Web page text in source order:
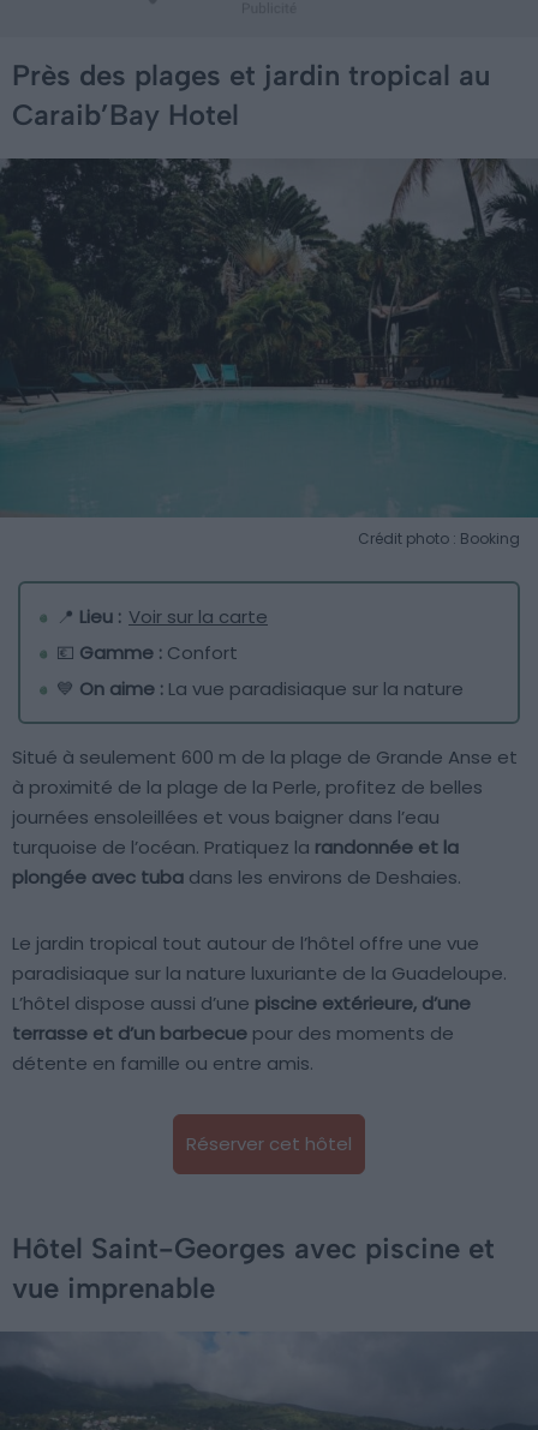
Près des plages et jardin tropical au
Caraib’Bay Hotel
Crédit photo : Booking
📍 Lieu : Voir sur la carte
💶 Gamme : Confort
💙 On aime : La vue paradisiaque sur la nature
Situé à seulement 600 m de la plage de Grande Anse et
à proximité de la plage de la Perle, profitez de belles
journées ensoleillées et vous baigner dans l’eau
turquoise de l’océan. Pratiquez la randonnée et la
plongée avec tuba dans les environs de Deshaies.
Le jardin tropical tout autour de l’hôtel offre une vue
paradisiaque sur la nature luxuriante de la Guadeloupe.
L’hôtel dispose aussi d’une piscine extérieure, d’une
terrasse et d’un barbecue pour des moments de
détente en famille ou entre amis.
Réserver cet hôtel
Hôtel Saint-Georges avec piscine et
vue imprenable